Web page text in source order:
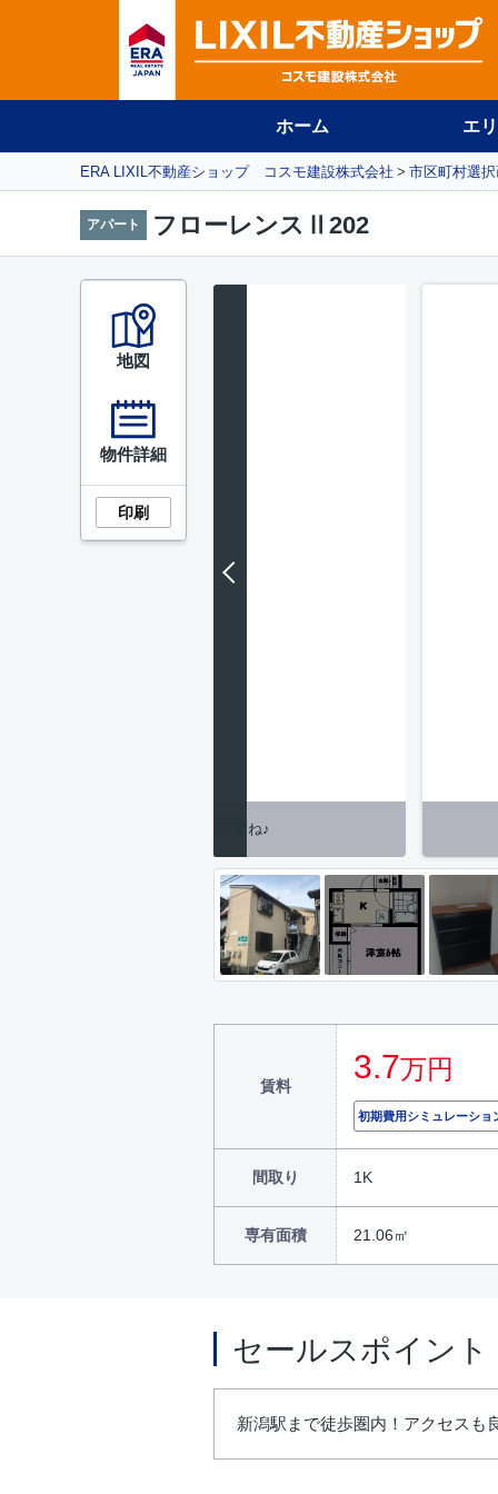
ホーム エ
ERA LIXIL不動産ショップ コスモ建設株式会社 市区町村選
アパート フローレンスⅡ202
来たかすぐ確認できます！安心ですね♪
賃料
3.7万円
初期費用シミュレーショ
間取り 1K
専有面積 21.06㎡
地図
物件詳細
印刷
セールスポイント
新潟駅まで徒歩圏内！アクセスも